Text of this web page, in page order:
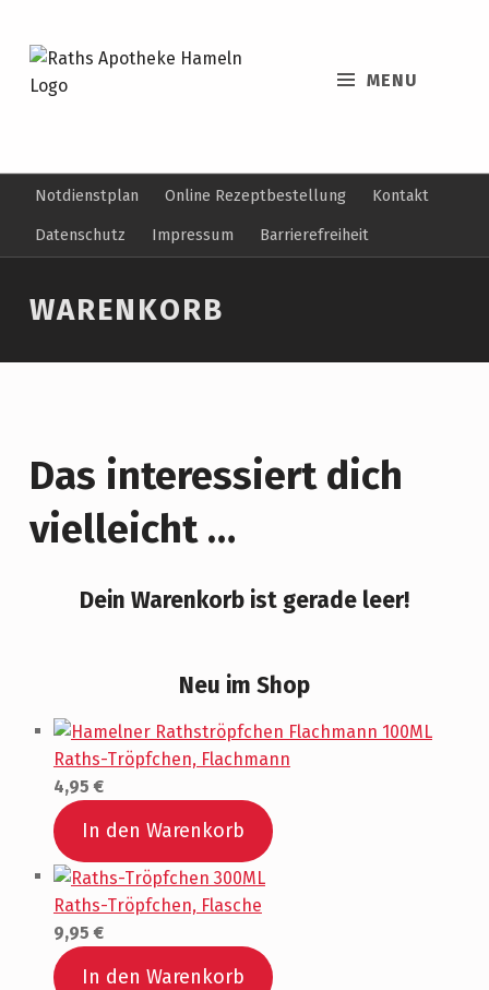
MENU
Notdienstplan Online Rezeptbestellung
Kontakt
Datenschutz
Impressum Barrierefreiheit
WARENKORB
Das interessiert dich
vielleicht …
Dein Warenkorb ist gerade leer!
Neu im Shop
Raths-Tröpfchen, Flachmann
4,95€
In den Warenkorb
Raths-Tröpfchen, Flasche
9,95€
In den Warenkorb